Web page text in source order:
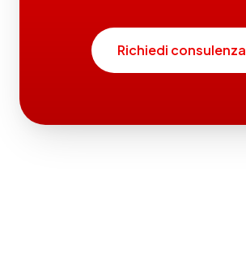
Richiedi consulenza